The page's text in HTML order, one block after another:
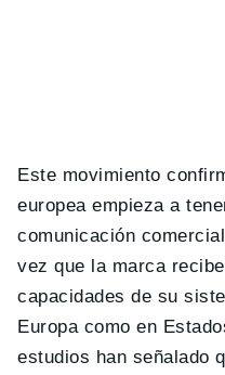
Este movimiento
europea empieza a
comunicación
vez que la marca
capacidades de su
Europa como en
estudios han señalado